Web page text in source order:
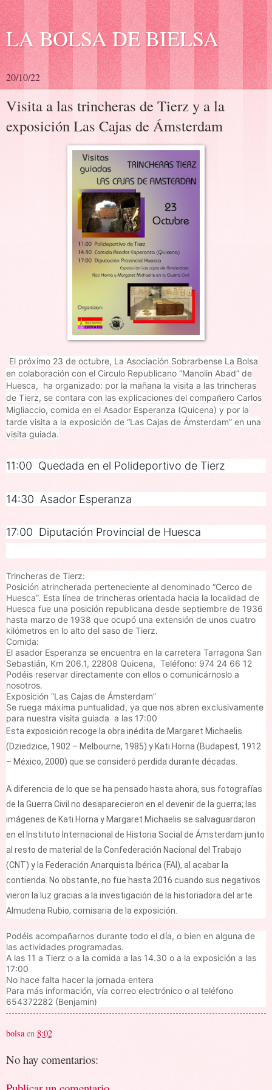
LA BOLSA DE BIELSA
20/10/22
Visita a las trincheras de Tierz y a la
exposición Las Cajas de Ámsterdam
El próximo 23 de octubre, La Asociación Sobrarbense La Bolsa
en colaboración con el Circulo Republicano “Manolin Abad” de
Huesca, ha organizado: por la mañana la visita a las trincheras
de Tierz, se contara con las explicaciones del compañero Carlos
Migliaccio, comida en el Asador Esperanza (Quicena) y por la
tarde visita a la exposición de “Las Cajas de Ámsterdam” en una
visita guiada.
11:00 Quedada en el Polideportivo de Tierz
14:30 Asador Esperanza
17:00 Diputación Provincial de Huesca
Trincheras de Tierz:
Posición atrincherada perteneciente al denominado “Cerco de
Huesca”. Esta línea de trincheras orientada hacia la localidad de
Huesca fue una posición republicana desde septiembre de 1936
hasta marzo de 1938 que ocupó una extensión de unos cuatro
kilómetros en lo alto del saso de Tierz.
Comida:
El asador Esperanza se encuentra en la carretera Tarragona San
Sebastián, Km 206.1, 22808 Quicena, Teléfono: 974 24 66 12
Podéis reservar directamente con ellos o comunicárnoslo a
nosotros.
Exposición “Las Cajas de Ámsterdam”
Se ruega máxima puntualidad, ya que nos abren exclusivamente
para nuestra visita guiada a las 17:00
Esta exposición recoge la obra inédita de Margaret Michaelis
(Dziedzice, 1902 – Melbourne, 1985) y Kati Horna (Budapest, 1912
– México, 2000) que se consideró perdida durante décadas.
A diferencia de lo que se ha pensado hasta ahora, sus fotografías
de la Guerra Civil no desaparecieron en el devenir de la guerra; las
imágenes de Kati Horna y Margaret Michaelis se salvaguardaron
en el Instituto Internacional de Historia Social de Ámsterdam junto
al resto de material de la Confederación Nacional del Trabajo
(CNT) y la Federación Anarquista Ibérica (FAI), al acabar la
contienda. No obstante, no fue hasta 2016 cuando sus negativos
vieron la luz gracias a la investigación de la historiadora del arte
Almudena Rubio, comisaria de la exposición.
Podéis acompañarnos durante todo el día, o bien en alguna de
las actividades programadas.
A las 11 a Tierz o a la comida a las 14.30 o a la exposición a las
17:00
No hace falta hacer la jornada entera
Para más información, vía correo electrónico o al teléfono
654372282 (Benjamin)
bolsa en 8:02
No hay comentarios: